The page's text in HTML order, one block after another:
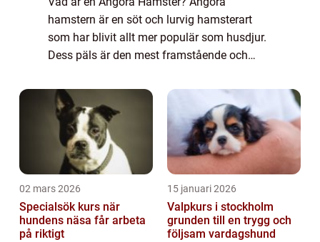
hamstern är en söt och lurvig hamsterart
som har blivit allt mer populär som husdjur.
Dess päls är den mest framstående och
Angora hamstrar har en extra lång, mjuk
päls som ger...
02 mars 2026
Specialsök kurs när
hundens näsa får arbeta
på riktigt
15 januari 2026
Valpkurs i stockholm
grunden till en trygg och
följsam vardagshund